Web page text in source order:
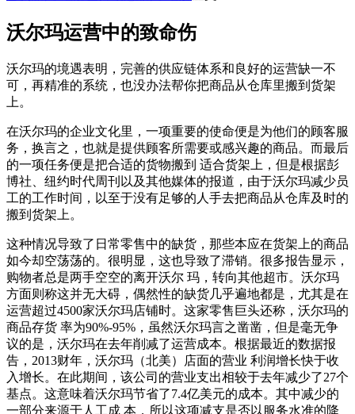
沃尔玛运营中的致命伤
沃尔玛的境遇表明，完善的供应链体系和良好的运营缺一不
可，再精准的系统，也没办法帮你把商品从仓库里搬到货架
上。
在沃尔玛的企业文化里，一项重要的使命便是为他们的顾客服
务，换言之，也就是提供顾客所需要或感兴趣的商品。而最后
的一项任务便是把合适的货物搬到 适合货架上，但是根据彭
博社、纽约时代周刊以及其他媒体的报道，由于沃尔玛减少员
工的工作时间，以至于没有足够的人手去把商品从仓库及时的
搬到货架上。
这种情况导致了日常零售中的缺货，那些本应在货架上的商品
如今却空荡荡的。很明显，这也导致了滞销。很多报告显示，
购物者总是两手空空的离开沃尔 玛，转向其他超市。沃尔玛
方面则称这并无大碍，偶然性的缺货几乎遍地都是，尤其是在
运营超过4500家沃尔玛店铺时。这家零售巨头还称，沃尔玛的
商品存货 率为90%-95%，虽然沃尔玛言之凿凿，但是毫无争
议的是，沃尔玛在去年削减了运营成本。根据最近的数据报
告，2013财年，沃尔玛（北美）店面的营业 利润增长快于收
入增长。在此期间，该公司的营业支出相较于去年减少了27个
基点。这意味着沃尔玛节省了7.4亿美元的成本。其中减少的
一部分来源于人工成 本，所以这项减支是否以服务水准的降